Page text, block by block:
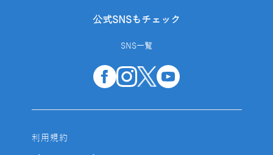
公式SNSもチェック
SNS一覧
利用規約